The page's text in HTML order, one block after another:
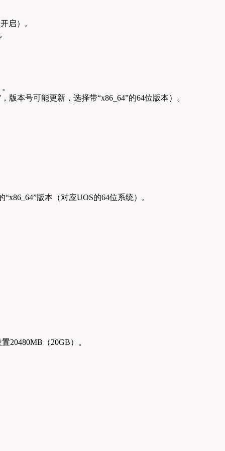
启）。
版本号可能更新，选择带“x86_64”的64位版本）。
版本（对应UOS的64位系统）。
20480MB（20GB）。